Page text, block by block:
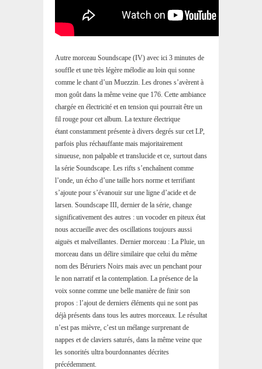
Autre morceau Soundscape (IV) avec ici 3 minutes de
souffle et une très légère mélodie au loin qui sonne
comme le chant d’un Muezzin. Les drones s’avèrent à
mon goût dans la même veine que 176. Cette ambiance
chargée en électricité et en tension qui pourrait être un
fil rouge pour cet album. La texture électrique
étant constamment présente à divers degrés sur cet LP,
parfois plus réchauffante mais majoritairement
sinueuse, non palpable et translucide et ce, surtout dans
la série Soundscape. Les rifts s’enchaînent comme
l’onde, un écho d’une taille hors norme et terrifiant
s’ajoute pour s’évanouir sur une ligne d’acide et de
larsen. Soundscape III, dernier de la série, change
significativement des autres : un vocoder en piteux état
nous accueille avec des oscillations toujours aussi
aiguës et malveillantes. Dernier morceau : La Pluie, un
morceau dans un délire similaire que celui du même
nom des Béruriers Noirs mais avec un penchant pour
le non narratif et la contemplation. La présence de la
voix sonne comme une belle manière de finir son
propos : l’ajout de derniers éléments qui ne sont pas
déjà présents dans tous les autres morceaux. Le résultat
n’est pas mièvre, c’est un mélange surprenant de
nappes et de claviers saturés, dans la même veine que
les sonorités ultra bourdonnantes décrites
précédemment.